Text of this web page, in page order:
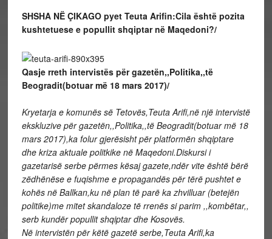
SHSHA NË ÇIKAGO pyet Teuta Arifin:Cila është pozita
kushtetuese e popullit shqiptar në Maqedoni?/
Qasje rreth intervistës për gazetën,,Politika,,të
Beogradit(botuar më 18 mars 2017)/
Kryetarja e komunës së Tetovës,Teuta Arifi,në një intervistë
ekskluzive për gazetën,,Politika,,të Beogradit(botuar më 18
mars 2017),ka folur gjerësisht për platformën shqiptare
dhe kriza aktuale politkike në Maqedoni.Diskursi i
gazetarisë serbe përmes kësaj gazete,ndër vite është bërë
zëdhënëse e fuqishme e propagandës për tërë pushtet e
kohës në Ballkan,ku në plan të parë ka zhvilluar (betejën
politike)me mitet skandaloze të rrenës si parim ,,kombëtar,,
serb kundër popullit shqiptar dhe Kosovës.
Në intervistën për këtë gazetë serbe,Teuta Arifi,ka